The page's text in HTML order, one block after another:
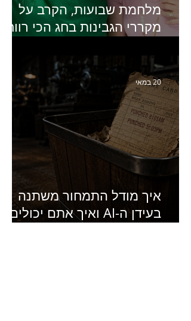
מלחמת שבועות, הקרב על
מקררי הגבינות בחג הכי רווחי
סמנכ״לית השיווק והמכירות
של מחלבות גד
איך מודל התמחור משתנה
בעידן ה-AI ואיך אתם יכולים
20 במאי